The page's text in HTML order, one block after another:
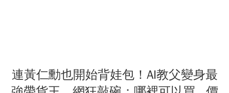
連黃仁勳也開始背娃包！AI教父變身最